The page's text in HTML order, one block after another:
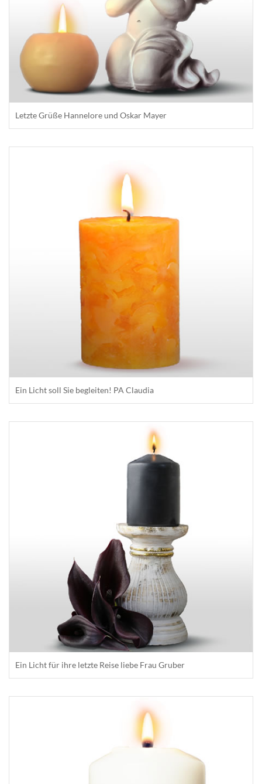
Letzte Grüße Hannelore und Oskar Mayer
Ein Licht soll Sie begleiten! PA Claudia
Ein Licht für ihre letzte Reise liebe Frau Gruber